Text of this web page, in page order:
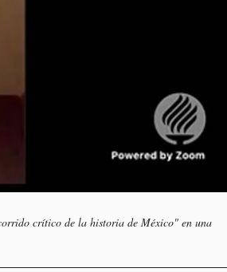
crítico de la historia de México" en una